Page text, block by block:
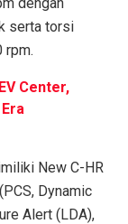
serta torsi
rpm.
Center,
New C-HR
Dynamic
Alert (LDA),